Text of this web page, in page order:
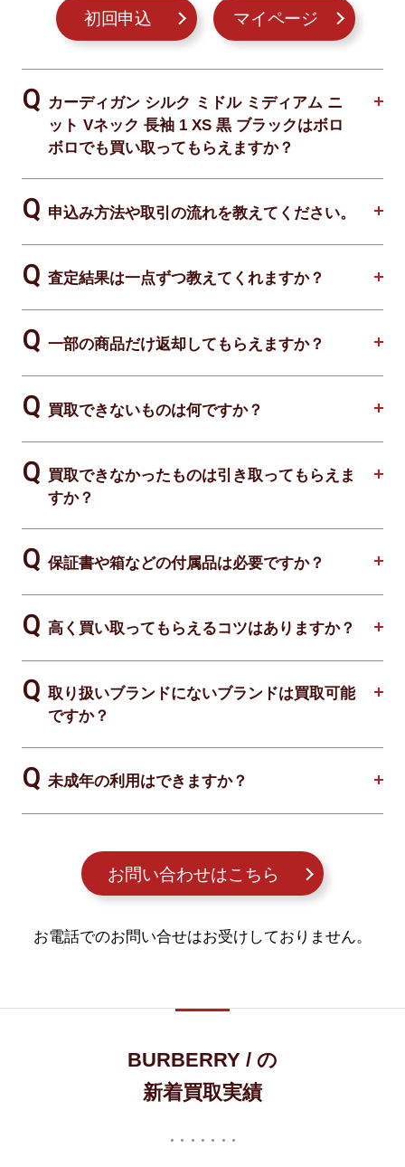
初回申込 マイページ
カーディガン シルク ミドル ミディアム ニ
ット Vネック 長袖 1 XS 黒 ブラックはボロ
ボロでも買い取ってもらえますか？
申込み方法や取引の流れを教えてください。
査定結果は一点ずつ教えてくれますか？
一部の商品だけ返却してもらえますか？
買取できないものは何ですか？
買取できなかったものは引き取ってもらえま
すか？
保証書や箱などの付属品は必要ですか？
高く買い取ってもらえるコツはありますか？
取り扱いブランドにないブランドは買取可能
ですか？
未成年の利用はできますか？
お問い合わせはこちら
お電話でのお問い合せはお受けしておりません。
BURBERRY / の
新着買取実績